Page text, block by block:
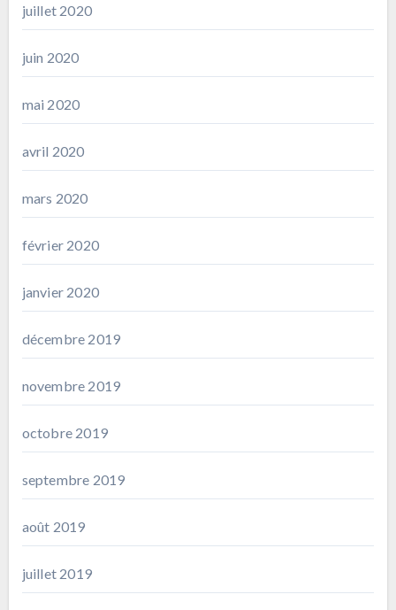
juillet 2020
juin 2020
mai 2020
avril 2020
mars 2020
février 2020
janvier 2020
décembre 2019
novembre 2019
octobre 2019
septembre 2019
août 2019
juillet 2019